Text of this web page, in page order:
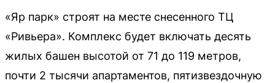
«Яр парк» строят на месте снесенного ТЦ
«Ривьера». Комплекс будет включать десять
жилых башен высотой от 71 до 119 метров,
почти 2 тысячи апартаментов, пятизвездочную